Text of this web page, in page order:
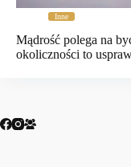
Inne
Mądrość polega na
okoliczności to